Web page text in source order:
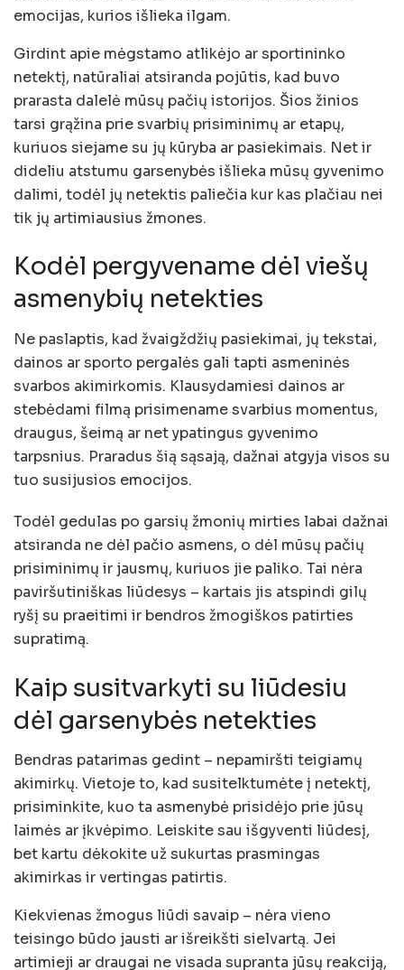
emocijas, kurios išlieka ilgam.
Girdint apie mėgstamo atlikėjo ar sportininko
netektį, natūraliai atsiranda pojūtis, kad buvo
prarasta dalelė mūsų pačių istorijos. Šios žinios
tarsi grąžina prie svarbių prisiminimų ar etapų,
kuriuos siejame su jų kūryba ar pasiekimais. Net ir
dideliu atstumu garsenybės išlieka mūsų gyvenimo
dalimi, todėl jų netektis paliečia kur kas plačiau nei
tik jų artimiausius žmones.
Kodėl pergyvename dėl viešų
asmenybių netekties
Ne paslaptis, kad žvaigždžių pasiekimai, jų tekstai,
dainos ar sporto pergalės gali tapti asmeninės
svarbos akimirkomis. Klausydamiesi dainos ar
stebėdami filmą prisimename svarbius momentus,
draugus, šeimą ar net ypatingus gyvenimo
tarpsnius. Praradus šią sąsają, dažnai atgyja visos su
tuo susijusios emocijos.
Todėl gedulas po garsių žmonių mirties labai dažnai
atsiranda ne dėl pačio asmens, o dėl mūsų pačių
prisiminimų ir jausmų, kuriuos jie paliko. Tai nėra
paviršutiniškas liūdesys – kartais jis atspindi gilų
ryšį su praeitimi ir bendros žmogiškos patirties
supratimą.
Kaip susitvarkyti su liūdesiu
dėl garsenybės netekties
Bendras patarimas gedint – nepamiršti teigiamų
akimirkų. Vietoje to, kad susitelktumėte į netektį,
prisiminkite, kuo ta asmenybė prisidėjo prie jūsų
laimės ar įkvėpimo. Leiskite sau išgyventi liūdesį,
bet kartu dėkokite už sukurtas prasmingas
akimirkas ir vertingas patirtis.
Kiekvienas žmogus liūdi savaip – nėra vieno
teisingo būdo jausti ar išreikšti sielvartą. Jei
artimieji ar draugai ne visada supranta jūsų reakciją,